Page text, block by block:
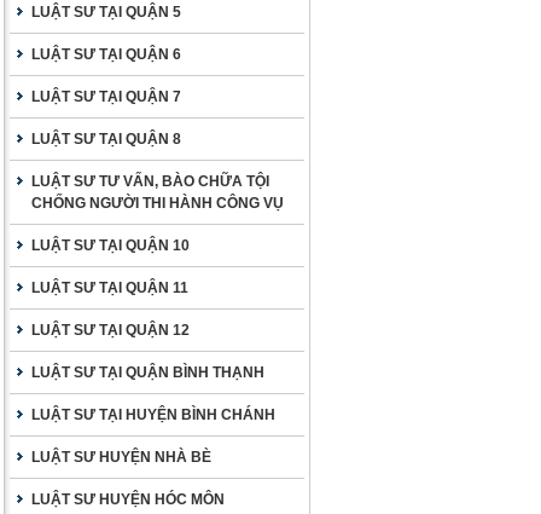
LUẬT SƯ TẠI QUẬN 5
LUẬT SƯ TẠI QUẬN 6
LUẬT SƯ TẠI QUẬN 7
LUẬT SƯ TẠI QUẬN 8
LUẬT SƯ TƯ VẤN, BÀO CHỮA TỘI
CHỐNG NGƯỜI THI HÀNH CÔNG VỤ
LUẬT SƯ TẠI QUẬN 10
LUẬT SƯ TẠI QUẬN 11
LUẬT SƯ TẠI QUẬN 12
LUẬT SƯ TẠI QUẬN BÌNH THẠNH
LUẬT SƯ TẠI HUYỆN BÌNH CHÁNH
LUẬT SƯ HUYỆN NHÀ BÈ
LUẬT SƯ HUYỆN HÓC MÔN